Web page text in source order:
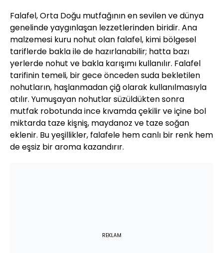
Falafel, Orta Doğu mutfağının en sevilen ve dünya
genelinde yaygınlaşan lezzetlerinden biridir. Ana
malzemesi kuru nohut olan falafel, kimi bölgesel
tariflerde bakla ile de hazırlanabilir; hatta bazı
yerlerde nohut ve bakla karışımı kullanılır. Falafel
tarifinin temeli, bir gece önceden suda bekletilen
nohutların, haşlanmadan çiğ olarak kullanılmasıyla
atılır. Yumuşayan nohutlar süzüldükten sonra
mutfak robotunda ince kıvamda çekilir ve içine bol
miktarda taze kişniş, maydanoz ve taze soğan
eklenir. Bu yeşillikler, falafele hem canlı bir renk hem
de eşsiz bir aroma kazandırır.
REKLAM